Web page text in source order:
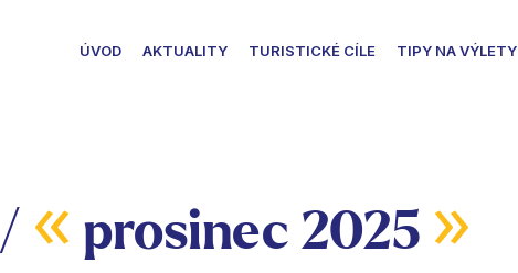
ÚVOD AKTUALITY TURISTICKÉ CÍLE TIPY NA VÝLETY
« prosinec 2025 »